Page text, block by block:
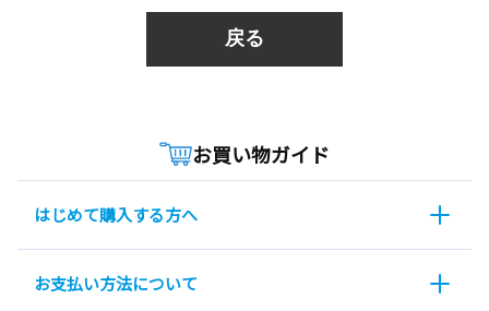
戻る
お買い物ガイド
はじめて購入する方へ
お支払い方法について